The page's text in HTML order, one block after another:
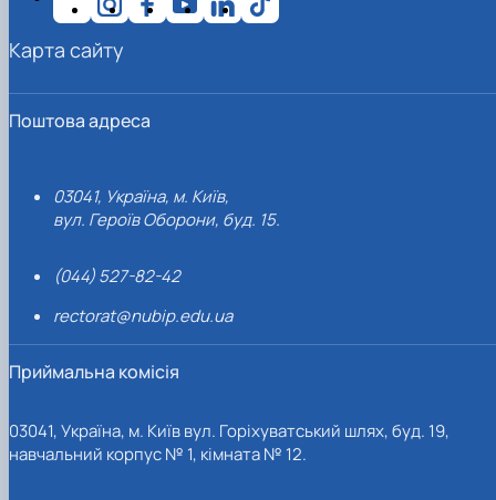
Поштова адреса
03041, Україна, м. Київ,
вул. Героїв Оборони, буд. 15.
(044) 527-82-42
rectorat@nubip.edu.ua
Приймальна комісія
03041, Україна, м. Київ вул. Горіхуватський шлях, буд. 19,
навчальний корпус № 1, кімната № 12.
Карта сайту